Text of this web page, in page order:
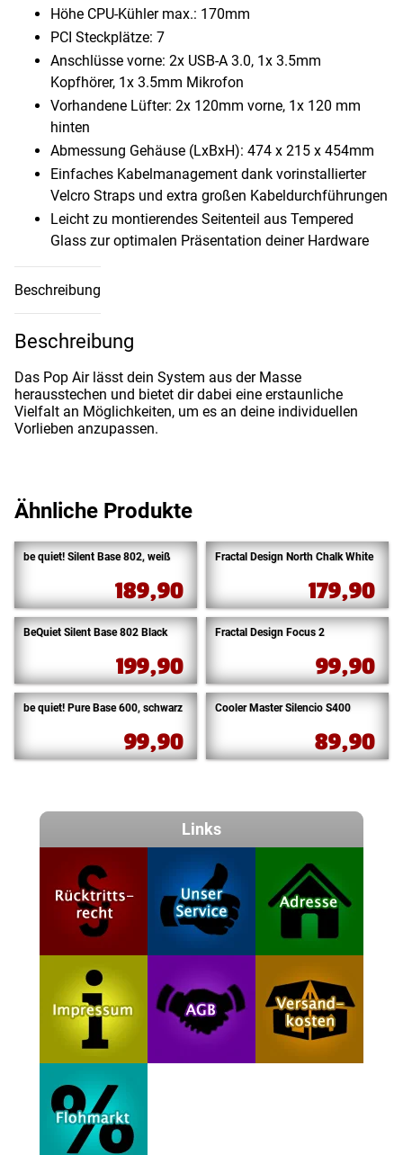
Höhe CPU-Kühler max.: 170mm
PCI Steckplätze: 7
Anschlüsse vorne: 2x USB-A 3.0, 1x 3.5mm
Kopfhörer, 1x 3.5mm Mikrofon
Vorhandene Lüfter: 2x 120mm vorne, 1x 120 mm
hinten
Abmessung Gehäuse (LxBxH): 474 x 215 x 454mm
Einfaches Kabelmanagement dank vorinstallierter
Velcro Straps und extra großen Kabeldurchführungen
Leicht zu montierendes Seitenteil aus Tempered
Glass zur optimalen Präsentation deiner Hardware
Beschreibung
Beschreibung
Das Pop Air lässt dein System aus der Masse
herausstechen und bietet dir dabei eine erstaunliche
Vielfalt an Möglichkeiten, um es an deine individuellen
Vorlieben anzupassen.
Ähnliche Produkte
be quiet! Silent Base 802, weiß
189,90
Fractal Design North Chalk White
179,90
BeQuiet Silent Base 802 Black
199,90
Fractal Design Focus 2
99,90
be quiet! Pure Base 600, schwarz
99,90
Cooler Master Silencio S400
89,90
Links